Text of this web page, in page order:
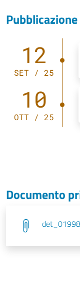
Pubblicazione
12
SET / 25
10
OTT / 25
Documento